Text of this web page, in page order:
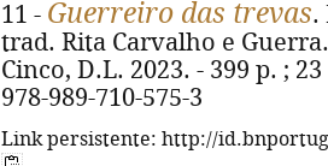
11 - Guerreiro das trevas.
trad. Rita Carvalho e
Cinco, D.L. 2023. - 399 p. ;
978-989-710-575-3
Link persistente: http://